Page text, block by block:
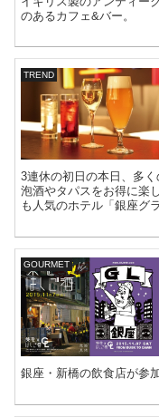
のあるカフェ&バー。
TREND
3連休の初日の本日、多
泡酒やタパスをお得に楽
も人気のホテル「銀座グ
GOURMET
銀座・新橋の飲食店が参